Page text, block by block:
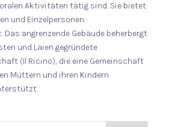
Aktivitäten tätig sind. Sie bietet
und Einzelpersonen
angrenzende Gebäude beherbergt
und Laien gegründete
(Il Ricino), die eine Gemeinschaft
Müttern und ihren Kindern